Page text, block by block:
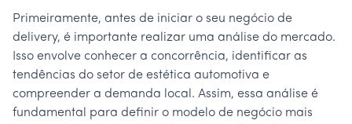
Primeiramente, antes de iniciar o seu negócio de
delivery, é importante realizar uma análise do mercado.
Isso envolve conhecer a concorrência, identificar as
tendências do setor de estética automotiva e
compreender a demanda local. Assim, essa análise é
fundamental para definir o modelo de negócio mais